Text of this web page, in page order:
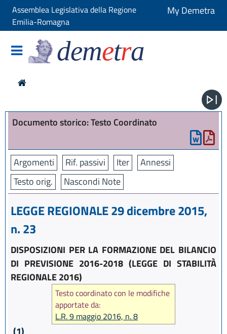
Assemblea Legislativa della Regione
Emilia-Romagna
My Demetra
demetra
Documento storico: Testo Coordinato
Argomenti Rif. passivi Iter
Annessi
Testo orig.
Nascondi Note
LEGGE REGIONALE 29 dicembre 2015,
n. 23
DISPOSIZIONI PER LA FORMAZIONE DEL BILANCIO
DI PREVISIONE 2016-2018 (LEGGE DI STABILITÀ
REGIONALE 2016)
Testo coordinato con le modifiche
apportate da:
L.R. 9 maggio 2016, n. 8
(1)